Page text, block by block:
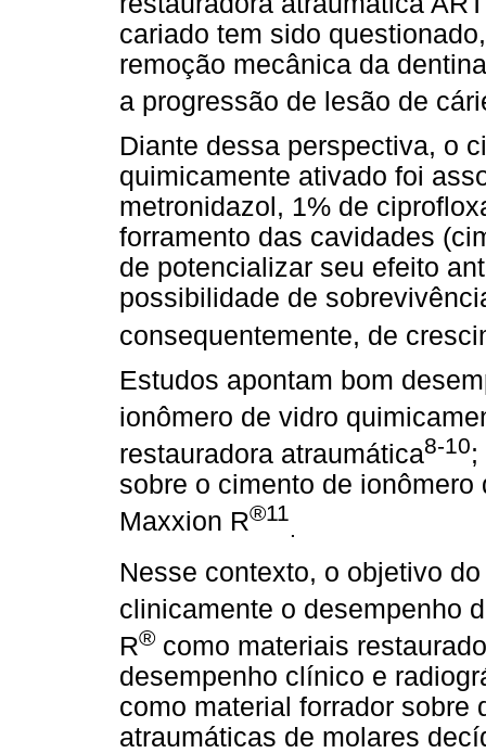
cariado tem sido
remoção mecânica da
a progressão de lesão de
Diante dessa perspectiva, o
quimicamente ativado foi
metronidazol, 1% de
forramento das cavidades
de potencializar seu efeito
possibilidade de
consequentemente, de
Estudos apontam bom
ionômero de vidro
restauradora atraumática8-10;
sobre o cimento de
Maxxion R®11
.
Nesse contexto, o objetivo
clinicamente o desempenho
R® como materiais
desempenho clínico e
como material forrador sobre
atraumáticas de molares